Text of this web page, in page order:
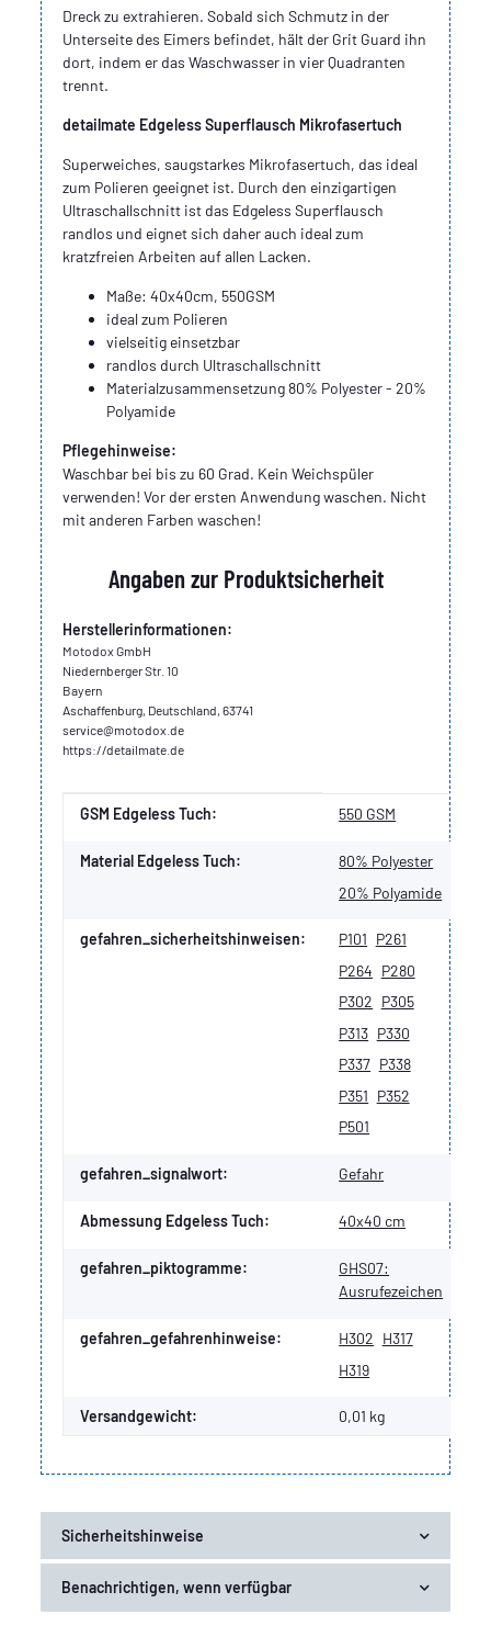
Dreck zu extrahieren. Sobald sich Schmutz in der
Unterseite des Eimers befindet, hält der Grit Guard ihn
dort, indem er das Waschwasser in vier Quadranten
trennt.
detailmate Edgeless Superflausch Mikrofasertuch
Superweiches, saugstarkes Mikrofasertuch, das ideal
zum Polieren geeignet ist. Durch den einzigartigen
Ultraschallschnitt ist das Edgeless Superflausch
randlos und eignet sich daher auch ideal zum
kratzfreien Arbeiten auf allen Lacken.
Maße: 40x40cm, 550GSM
ideal zum Polieren
vielseitig einsetzbar
randlos durch Ultraschallschnitt
Materialzusammensetzung 80% Polyester - 20%
Polyamide
Pflegehinweise:
Waschbar bei bis zu 60 Grad. Kein Weichspüler
verwenden! Vor der ersten Anwendung waschen. Nicht
mit anderen Farben waschen!
Angaben zur Produktsicherheit
Herstellerinformationen:
Motodox GmbH
Niedernberger Str. 10
Bayern
Aschaffenburg, Deutschland, 63741
service@motodox.de
https://detailmate.de
Produkteigenschaft
Wert
GSM Edgeless Tuch: 550 GSM
Material Edgeless Tuch:
80% Polyester
20% Polyamide
gefahren_sicherheitshinweisen: P101 P261
P264 P280
P302 P305
P313 P330
P337 P338
P351 P352
P501
gefahren_signalwort: Gefahr
Abmessung Edgeless Tuch: 40x40 cm
gefahren_piktogramme:
GHS07:
Ausrufezeichen
gefahren_gefahrenhinweise: H302 H317
H319
Versandgewicht: 0,01 kg
Sicherheitshinweise
Benachrichtigen, wenn verfügbar